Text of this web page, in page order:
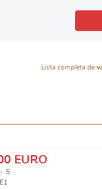
Lista completa de
EURO
5